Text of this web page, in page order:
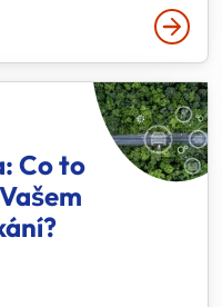
Co to